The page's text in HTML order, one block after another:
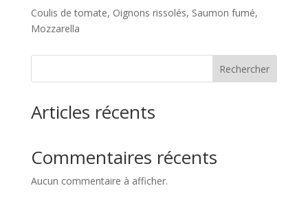
Coulis de tomate, Oignons rissolés, Saumon fumé,
Mozzarella
Rechercher
Articles récents
Commentaires récents
Aucun commentaire à afficher.